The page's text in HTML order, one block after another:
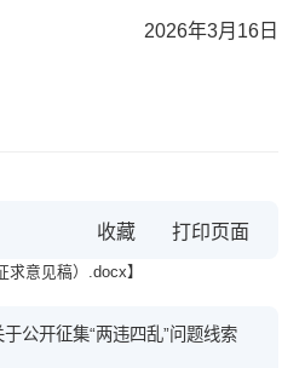
2026年3月16日
收藏
求意见稿）.docx】
公开征集“两违四乱”问题线索